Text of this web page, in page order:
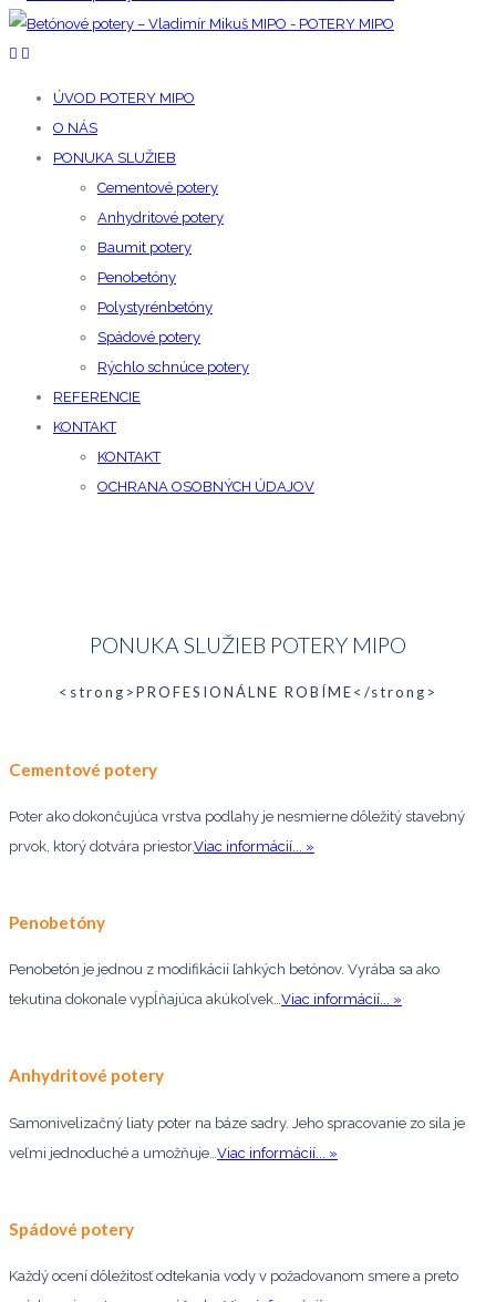
ÚVOD POTERY MIPO
O NÁS
PONUKA SLUŽIEB
Cementové potery
Anhydritové potery
Baumit potery
Penobetóny
Polystyrénbetóny
Spádové potery
Rýchlo schnúce potery
REFERENCIE
KONTAKT
KONTAKT
OCHRANA OSOBNÝCH ÚDAJOV
PONUKA SLUŽIEB POTERY MIPO
<strong>PROFESIONÁLNE ROBÍME</strong>
Cementové potery
Poter ako dokončujúca vrstva podlahy je nesmierne dôležitý stavebný
prvok, ktorý dotvára priestor.Viac informácií... »
Penobetóny
Penobetón je jednou z modifikácií ľahkých betónov. Vyrába sa ako
tekutina dokonale vypĺňajúca akúkoľvek…Viac informácií... »
Anhydritové potery
Samonivelizačný liaty poter na báze sadry. Jeho spracovanie zo sila je
veľmi jednoduché a umožňuje… Viac informácií... »
Spádové potery
Každý ocení dôležitosť odtekania vody v požadovanom smere a preto